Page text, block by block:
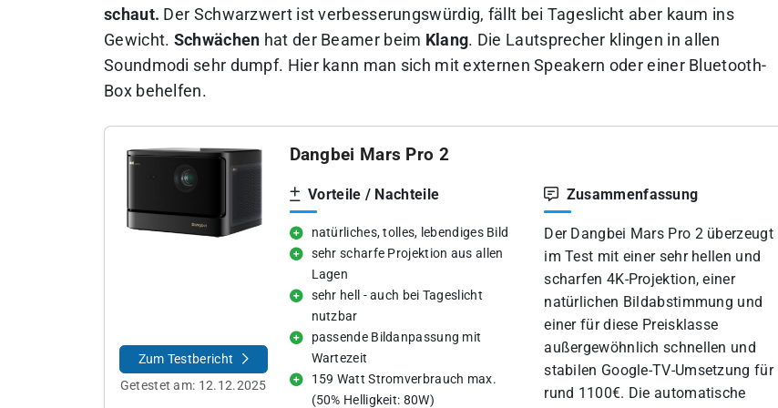
schaut. Der Schwarzwert ist verbesserungswürdig, fällt bei Tageslicht aber kaum ins
Gewicht. Schwächen hat der Beamer beim Klang. Die Lautsprecher klingen in allen
Soundmodi sehr dumpf. Hier kann man sich mit externen Speakern oder einer Bluetooth-
Box behelfen.
Zum Testbericht
Getestet am: 12.12.2025
Dangbei Mars Pro 2
Vorteile / Nachteile
natürliches, tolles, lebendiges Bild
sehr scharfe Projektion aus allen
Lagen
sehr hell - auch bei Tageslicht
nutzbar
passende Bildanpassung mit
Wartezeit
159 Watt Stromverbrauch max.
(50% Helligkeit: 80W)
Zusammenfassung
Der Dangbei Mars Pro 2 überzeugt
im Test mit einer sehr hellen und
scharfen 4K-Projektion, einer
natürlichen Bildabstimmung und
einer für diese Preisklasse
außergewöhnlich schnellen und
stabilen Google-TV-Umsetzung für
rund 1100€. Die automatische